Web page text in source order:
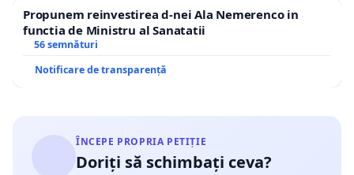
Propunem reinvestirea d-nei Ala Nemerenco in
functia de Ministru al Sanatatii
56 semnături
Notificare de transparență
ÎNCEPE PROPRIA PETIȚIE
Doriți să schimbați ceva?